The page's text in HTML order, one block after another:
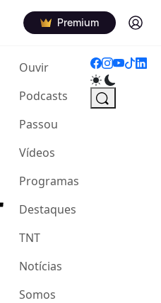
Premium Log in
Ouvir(current)
Podcasts
Passou
Vídeos
Programas
Destaques
TNT
Notícias
Somos